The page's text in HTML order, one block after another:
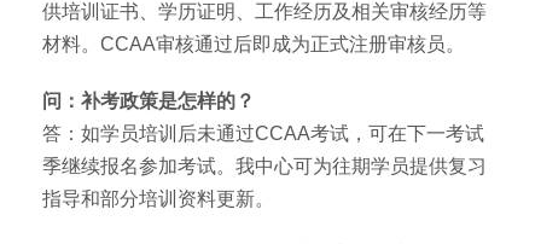
供培训证书、学历证明、工作经历及相关审核经历等
材料。CCAA审核通过后即成为正式注册审核员。
问：补考政策是怎样的？
答：如学员培训后未通过CCAA考试，可在下一考试
季继续报名参加考试。我中心可为往期学员提供复习
指导和部分培训资料更新。